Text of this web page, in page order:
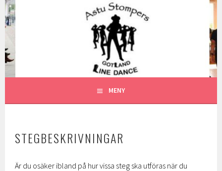
Gå
till
innehållASTU STOMPERS
GOTLAND LINEDANCE MEDLEMSSIDA
MENY
STEGBESKRIVNINGAR
Är du osäker ibland på hur vissa steg ska utföras när du